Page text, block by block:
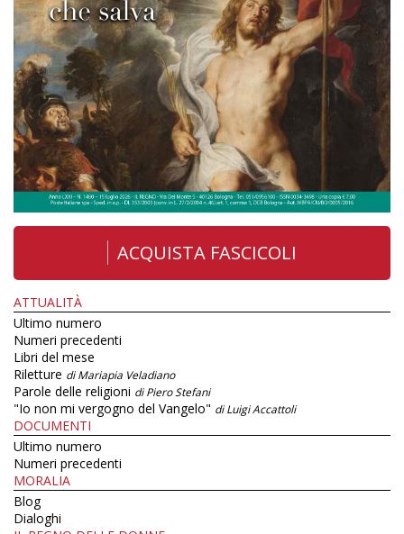
ACQUISTA FASCICOLI
ATTUALITÀ
Ultimo numero
Numeri precedenti
Libri del mese
Riletture di Mariapia Veladiano
Parole delle religioni di Piero Stefani
"Io non mi vergogno del Vangelo" di Luigi Accattoli
DOCUMENTI
Ultimo numero
Numeri precedenti
MORALIA
Blog
Dialoghi